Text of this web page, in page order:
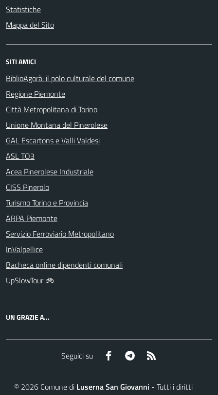
Statistiche
Mappa del Sito
SITI AMICI
BiblioAgorà: il polo culturale del comune
Regione Piemonte
Città Metropolitana di Torino
Unione Montana del Pinerolese
GAL Escartons e Valli Valdesi
ASL TO3
Acea Pinerolese Industriale
CISS Pinerolo
Turismo Torino e Provincia
ARPA Piemonte
Servizio Ferroviario Metropolitano
InValpellice
Bacheca online dipendenti comunali
UpSlowTour 🚲
UN GRAZIE A...
Seguici su Facebook Telegram
© 2026Comune di Luserna San Giovanni - Tutti i diritti